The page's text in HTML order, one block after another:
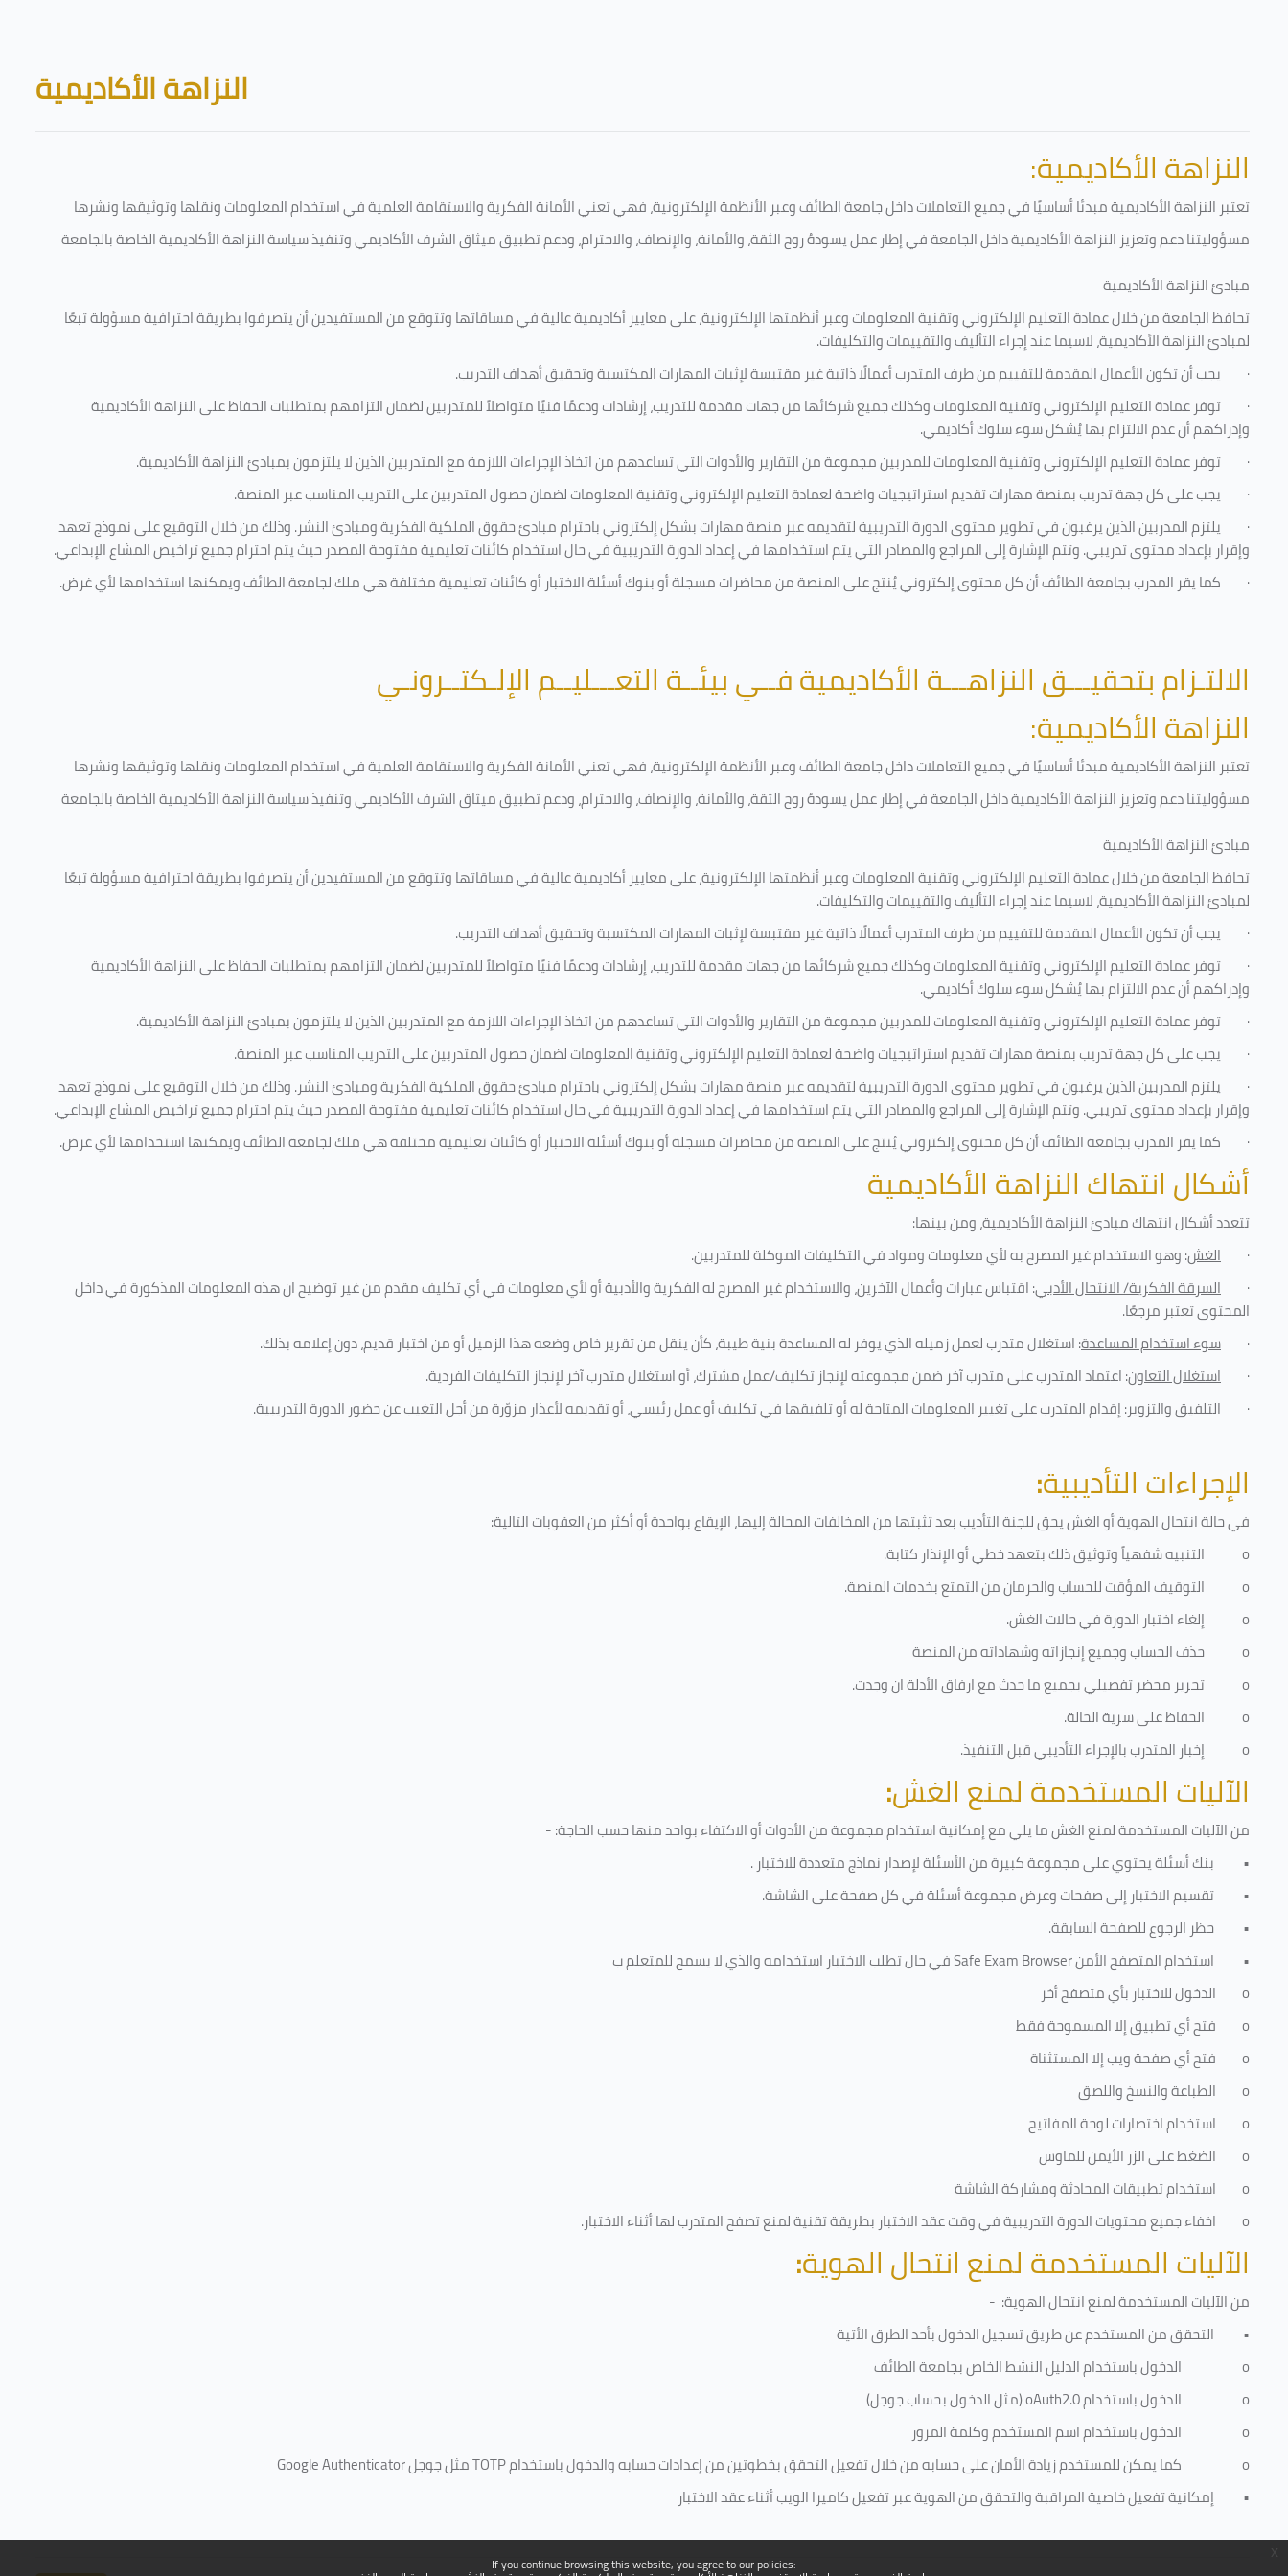
If you continue browsing this website, you agree to our policies:
Blocks
النزاهة الأكاديمية
النزاهة الأكاديمية:
تعتبر النزاهة الأكاديمية مبدئا أساسيًا في جميع التعاملات داخل جامعة الطائف وعبر الأنظمة الإلكترونية، فهي تعني الأمانة الفكرية والاستقامة العلمية في استخدام المعلومات ونقلها وتوثيقها ونشرها
مسؤوليتنا دعم وتعزيز النزاهة الأكاديمية داخل الجامعة في إطار عمل يسودهُ روح الثقة، والأمانة، والإنصاف، والاحترام، ودعم تطبيق ميثاق الشرف الأكاديمي وتنفيذ سياسة النزاهة الأكاديمية الخاصة بالجامعة
مبادئ النزاهة الأكاديمية
تحافظ الجامعة من خلال عمادة التعليم الإلكتروني وتقنية المعلومات وعبر أنظمتها الإلكترونية، على معايير أكاديمية عالية في مساقاتها وتتوقع من المستفيدين أن يتصرفوا بطريقة احترافية مسؤولة تبعًا
لمبادئ النزاهة الأكاديمية، لاسيما عند إجراء التأليف والتقييمات والتكليفات.
· يجب أن تكون الأعمال المقدمة للتقييم من طرف المتدرب أعمالًا ذاتية غير مقتبسة لإثبات المهارات المكتسبة وتحقيق أهداف التدريب.
· توفر عمادة التعليم الإلكتروني وتقنية المعلومات وكذلك جميع شركائها من جهات مقدمة للتدريب، إرشادات ودعمًا فنيًا متواصلاً للمتدربين لضمان التزامهم بمتطلبات الحفاظ على النزاهة الأكاديمية
وإدراكهم أن عدم الالتزام بها يُشكل سوء سلوك أكاديمي.
· توفر عمادة التعليم الإلكتروني وتقنية المعلومات للمدربين مجموعة من التقارير والأدوات التي تساعدهم من اتخاذ الإجراءات اللازمة مع المتدربين الذين لا يلتزمون بمبادئ النزاهة الأكاديمية.
· يجب على كل جهة تدريب بمنصة مهارات تقديم استراتيجيات واضحة لعمادة التعليم الإلكتروني وتقنية المعلومات لضمان حصول المتدربين على التدريب المناسب عبر المنصة.
· يلتزم المدربين الذين يرغبون في تطوير محتوى الدورة التدريبية لتقديمه عبر منصة مهارات بشكل إلكتروني باحترام مبادئ حقوق الملكية الفكرية ومبادئ النشر. وذلك من خلال التوقيع على نموذج تعهد
وإقرار بإعداد محتوى تدريبي. وتتم الإشارة إلى المراجع والمصادر التي يتم استخدامها في إعداد الدورة التدريبية في حال استخدام كائنات تعليمية مفتوحة المصدر حيث يتم احترام جميع تراخيص المشاع الإبداعي.
· كما يقر المدرب بجامعة الطائف أن كل محتوى إلكتروني يُنتج على المنصة من محاضرات مسجلة أو بنوك أسئلة الاختبار أو كائنات تعليمية مختلفة هي ملك لجامعة الطائف ويمكنها استخدامها لأي غرض.
الالتـزام بتحقيـــق النزاهـــة الأكاديمية فــي بيئــة التعـــليــم الإلـكتــرونـي
النزاهة الأكاديمية:
تعتبر النزاهة الأكاديمية مبدئا أساسيًا في جميع التعاملات داخل جامعة الطائف وعبر الأنظمة الإلكترونية، فهي تعني الأمانة الفكرية والاستقامة العلمية في استخدام المعلومات ونقلها وتوثيقها ونشرها
مسؤوليتنا دعم وتعزيز النزاهة الأكاديمية داخل الجامعة في إطار عمل يسودهُ روح الثقة، والأمانة، والإنصاف، والاحترام، ودعم تطبيق ميثاق الشرف الأكاديمي وتنفيذ سياسة النزاهة الأكاديمية الخاصة بالجامعة
مبادئ النزاهة الأكاديمية
تحافظ الجامعة من خلال عمادة التعليم الإلكتروني وتقنية المعلومات وعبر أنظمتها الإلكترونية، على معايير أكاديمية عالية في مساقاتها وتتوقع من المستفيدين أن يتصرفوا بطريقة احترافية مسؤولة تبعًا
لمبادئ النزاهة الأكاديمية، لاسيما عند إجراء التأليف والتقييمات والتكليفات.
· يجب أن تكون الأعمال المقدمة للتقييم من طرف المتدرب أعمالًا ذاتية غير مقتبسة لإثبات المهارات المكتسبة وتحقيق أهداف التدريب.
· توفر عمادة التعليم الإلكتروني وتقنية المعلومات وكذلك جميع شركائها من جهات مقدمة للتدريب، إرشادات ودعمًا فنيًا متواصلاً للمتدربين لضمان التزامهم بمتطلبات الحفاظ على النزاهة الأكاديمية
وإدراكهم أن عدم الالتزام بها يُشكل سوء سلوك أكاديمي.
· توفر عمادة التعليم الإلكتروني وتقنية المعلومات للمدربين مجموعة من التقارير والأدوات التي تساعدهم من اتخاذ الإجراءات اللازمة مع المتدربين الذين لا يلتزمون بمبادئ النزاهة الأكاديمية.
· يجب على كل جهة تدريب بمنصة مهارات تقديم استراتيجيات واضحة لعمادة التعليم الإلكتروني وتقنية المعلومات لضمان حصول المتدربين على التدريب المناسب عبر المنصة.
· يلتزم المدربين الذين يرغبون في تطوير محتوى الدورة التدريبية لتقديمه عبر منصة مهارات بشكل إلكتروني باحترام مبادئ حقوق الملكية الفكرية ومبادئ النشر. وذلك من خلال التوقيع على نموذج تعهد
وإقرار بإعداد محتوى تدريبي. وتتم الإشارة إلى المراجع والمصادر التي يتم استخدامها في إعداد الدورة التدريبية في حال استخدام كائنات تعليمية مفتوحة المصدر حيث يتم احترام جميع تراخيص المشاع الإبداعي.
· كما يقر المدرب بجامعة الطائف أن كل محتوى إلكتروني يُنتج على المنصة من محاضرات مسجلة أو بنوك أسئلة الاختبار أو كائنات تعليمية مختلفة هي ملك لجامعة الطائف ويمكنها استخدامها لأي غرض.
أشكال انتهاك النزاهة الأكاديمية
تتعدد أشكال انتهاك مبادئ النزاهة الأكاديمية، ومن بينها:
· الغش: وهو الاستخدام غير المصرح به لأي معلومات ومواد في التكليفاتالموكلة للمتدربين.
· السرقة الفكرية/ الانتحال الأدبي: اقتباس عبارات وأعمال الآخرين، والاستخدام غير المصرح له الفكرية والأدبية أو لأي معلومات في أي تكليف مقدم من غير توضيح ان هذه المعلومات المذكورة في داخل
المحتوى تعتبر مرجعًا.
· سوء استخدام المساعدة: استغلال متدرب لعمل زميله الذي يوفر له المساعدة بنية طيبة، كأن ينقل من تقرير خاص وضعه هذا الزميل أو من اختبار قديم، دون إعلامه بذلك.
· استغلال التعاون: اعتماد المتدرب على متدرب آخر ضمن مجموعته لإنجاز تكليف/عمل مشترك، أو استغلال متدرب آخر لإنجاز التكليفات الفردية.
· التلفيق والتزوير: إقدام المتدرب على تغيير المعلومات المتاحة له أو تلفيقها في تكليف أو عمل رئيسي، أو تقديمه لأعذار مزوّرة من أجل التغيب عن حضور الدورة التدريبية.
الإجراءات التأديبية:
في حالة انتحال الهوية أو الغش يحق للجنة التأديب بعد تثبتها من المخالفات المحالة إليها، الإيقاع بواحدة أو أكثر من العقوبات التالية:
o
التنبيه شفهياً وتوثيق ذلك بتعهد خطي أو الإنذار كتابة.
o
التوقيف المؤقت للحساب والحرمان من التمتع بخدمات المنصة.
o
إلغاء اختبار الدورة في حالات الغش.
o
حذف الحساب وجميع إنجازاته وشهاداته من المنصة
o
تحرير محضر تفصيلي بجميع ما حدث مع ارفاق الأدلة ان وجدت.
o
الحفاظ على سرية الحالة.
o
إخبار المتدرب بالإجراء التأديبي قبل التنفيذ.
الآليات المستخدمة لمنع الغش:
من الآليات المستخدمة لمنع الغش ما يلي مع إمكانية استخدام مجموعة من الأدوات أو الاكتفاء بواحد منها حسب الحاجة: -
• بنك أسئلة يحتوي على مجموعة كبيرة من الأسئلة لإصدار نماذج متعددة للاختبار.
• تقسيم الاختبار إلى صفحات وعرض مجموعة أسئلة في كل صفحة على الشاشة.
• حظر الرجوع للصفحة السابقة.
• استخدام المتصفح الأمنSafe Exam Browserفي حال تطلب الاختبار استخدامه والذي لا يسمح للمتعلم ب
o
الدخول للاختبار بأي متصفح أخر
o
فتح أي تطبيق إلا المسموحة فقط
o
فتح أي صفحة ويب إلا المستثناة
o
الطباعة والنسخ واللصق
o
استخدام اختصارات لوحة المفاتيح
o
الضغط على الزر الأيمن للماوس
o
استخدام تطبيقات المحادثة ومشاركة الشاشة
o
اخفاء جميع محتويات الدورة التدريبية في وقت عقد الاختبار بطريقة تقنية لمنع تصفح المتدرب لها أثناء الاختبار.
الآليات المستخدمة لمنع انتحال الهوية:
من الآليات المستخدمة لمنعانتحال الهوية: -
• التحقق من المستخدم عن طريق تسجيل الدخول بأحد الطرق الأتية
o
الدخول باستخدام الدليل النشط الخاص بجامعة الطائف
o
الدخول باستخدامoAuth2.0(مثل الدخول بحساب جوجل)
o
الدخول باستخدام اسم المستخدم وكلمة المرور
o
كما يمكن للمستخدم زيادة الأمان على حسابه من خلال تفعيل التحقق بخطوتين من إعدادات حسابه والدخول باستخدامTOTPمثل جوجلGoogle Authenticator
• إمكانية تفعيل خاصية المراقبة والتحقق من الهوية عبر تفعيل كاميرا الويب أثناء عقد الاختبار